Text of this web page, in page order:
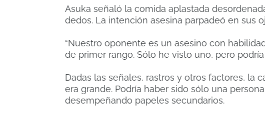
Asuka señaló la comida aplastada
dedos. La intención asesina parpadeó en sus
“Nuestro oponente es un asesino con
de primer rango. Sólo he visto uno, pero podría
Dadas las señales, rastros y otros factores, la
era grande. Podría haber sido sólo una
desempeñando papeles secundarios.